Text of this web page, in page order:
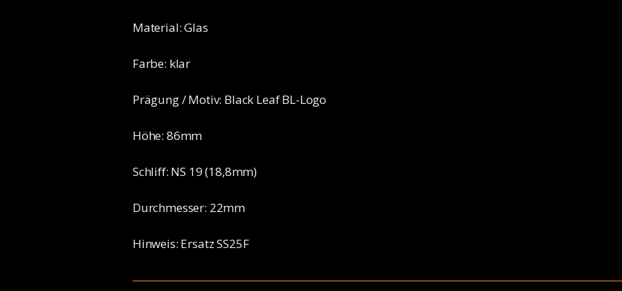
Material: Glas
Farbe: klar
Prägung / Motiv: Black Leaf BL-Logo
Höhe: 86mm
Schliff: NS 19 (18,8mm)
Durchmesser: 22mm
Hinweis: Ersatz SS25F